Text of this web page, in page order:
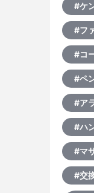
#ケ
#フ
#コ
#ペ
#ア
#ハ
#マ
#交